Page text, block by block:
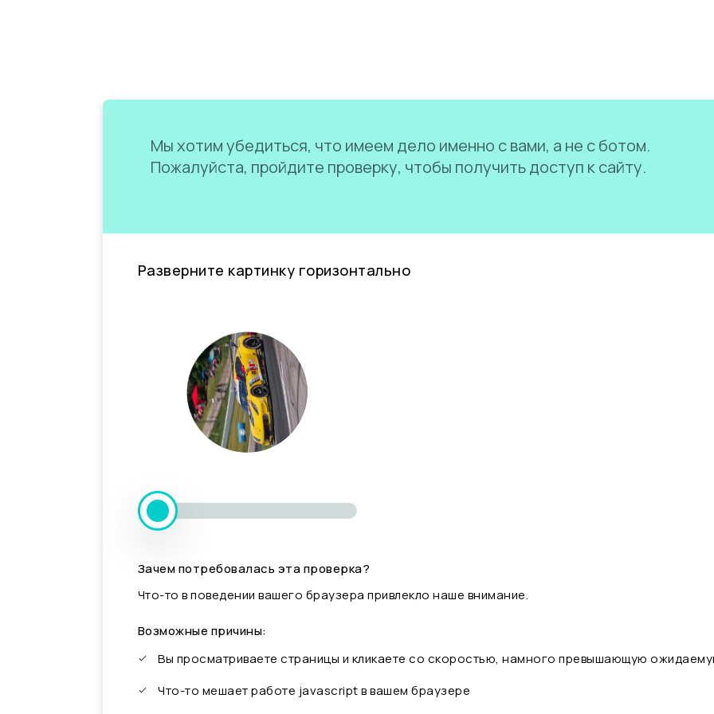
Мы хотим убедиться, что имеем дело именно с вами, а не с ботом.
Пожалуйста, пройдите проверку, чтобы получить доступ к сайту.
Разверните картинку горизонтально
Зачем потребовалась эта проверка?
Что-то в поведении вашего браузера привлекло наше внимание.
Возможные причины:
Вы просматриваете страницы и кликаете со скоростью, намного превышающую
Что-то мешает работе javascript в вашем браузере